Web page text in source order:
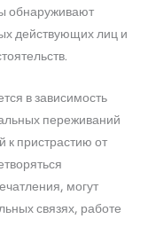
обнаруживают
действующих лиц и
в зависимость
переживаний
к пристрастию от
могут
связях, работе